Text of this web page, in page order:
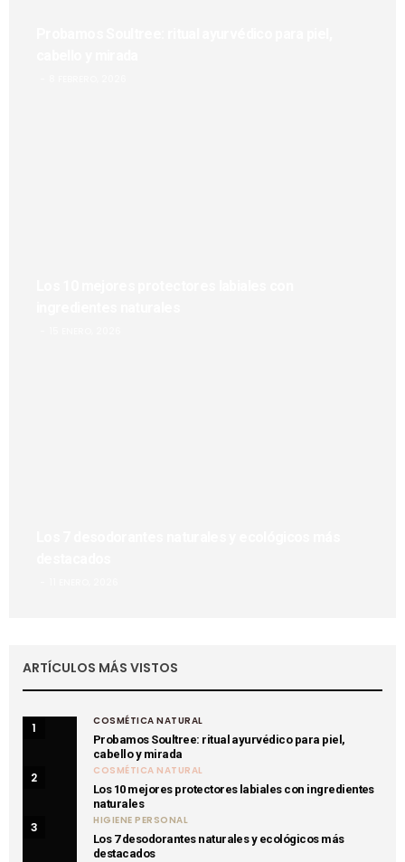
ARTÍCULOS MÁS VISTOS
1
COSMÉTICA NATURAL
Probamos Soultree: ritual ayurvédico para piel,
cabello y mirada
2
COSMÉTICA NATURAL
Los 10 mejores protectores labiales con ingredientes
naturales
3
HIGIENE PERSONAL
Los 7 desodorantes naturales y ecológicos más
destacados